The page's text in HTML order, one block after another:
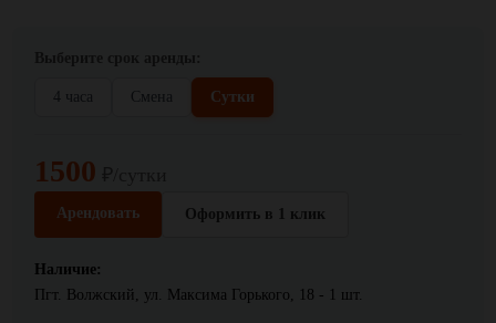
4 часа Смена Сутки
1500
Арендовать Оформить в 1 клик
Наличие:
Пгт. Волжский, ул. Максима Горького, 18 - 1 шт.